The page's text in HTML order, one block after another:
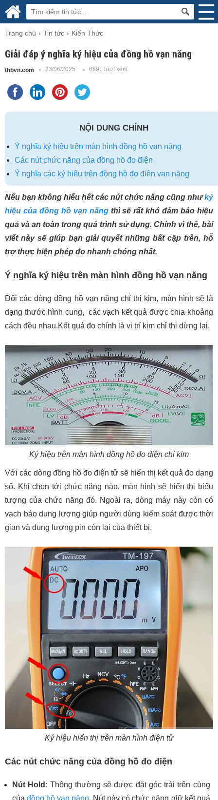
Trang chủ Tin tức Kiến Thức
Giải đáp ý nghĩa ký hiệu của đồng hồ vạn năng
thbvn.com 23/06/2025 6891 lượt xem
NỘI DUNG CHÍNH
Ý nghĩa ký hiệu trên màn hình đồng hồ vạn năng
Các nút chức năng của đồng hồ đo điện
Ý nghĩa các ký hiệu trên đồng hồ đo điện vạn năng
Nếu bạn không hiểu hết các nút chức năng cũng nhưký
hiệu của đồng hồ vạn năng thì sẽ rất khó đảm bảo hiệu
quả và an toàn trong quá trình sử dụng. Chính vì thế, bài
viết này sẽ giúp bạn giải quyết những bất cập trên, hỗ
trợ thực hiện phép đo nhanh chóng nhất.
Ý nghĩa ký hiệu trên màn hình đồng hồ vạn năng
Đối các dòng đồng hồ vạn năng chỉ thị kim, màn hình sẽ là
dạng thước hình cung, các vạch kết quả được chia khoảng
cách đều nhau.Kết quả đo chính là vị trí kim chỉ thị dừng lại.
Ký hiệu trên màn hình đồng hồ đo điện chỉ kim
Với các dòng đồng hồ đo điện tử sẽ hiển thị kết quả đo dạng
số. Khi chọn tới chức năng nào, màn hình sẽ hiển thị biểu
tượng của chức năng đó. Ngoài ra, dòng máy này còn có
vạch báo dung lượng giúp người dùng kiểm soát được thời
gian và dung lượng pin còn lại của thiết bị.
Ký hiệu hiển thị trên màn hình điện tử
Các nút chức năng của đồng hồ đo điện
Nút Hold : Thông thường sẽ được đặt góc trái trên cùng
củađồng hồ vạn năng. Nút này có chức năng giữ kết quả